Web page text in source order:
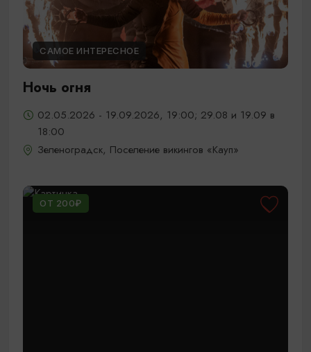
САМОЕ ИНТЕРЕСНОЕ
Ночь огня
02.05.2026 - 19.09.2026, 19:00; 29.08 и 19.09 в
18:00
Зеленоградск, Поселение викингов «Кауп»
ОТ 200₽